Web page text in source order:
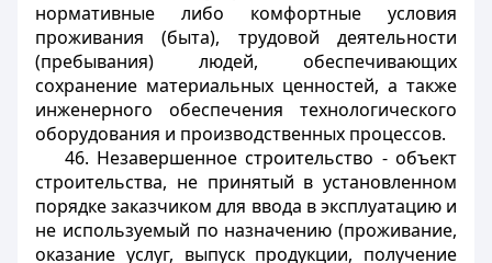
нормативные либо комфортные условия
проживания (быта), трудовой деятельности
(пребывания) людей, обеспечивающих
сохранение материальных ценностей, а также
инженерного обеспечения технологического
оборудования и производственных процессов.
46. Незавершенное строительство - объект
строительства, не принятый в установленном
порядке заказчиком для ввода в эксплуатацию и
не используемый по назначению (проживание,
оказание услуг, выпуск продукции, получение